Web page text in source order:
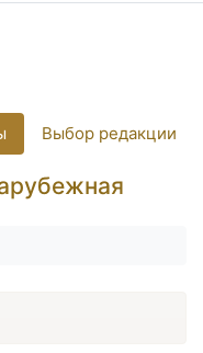
Выбор редакции